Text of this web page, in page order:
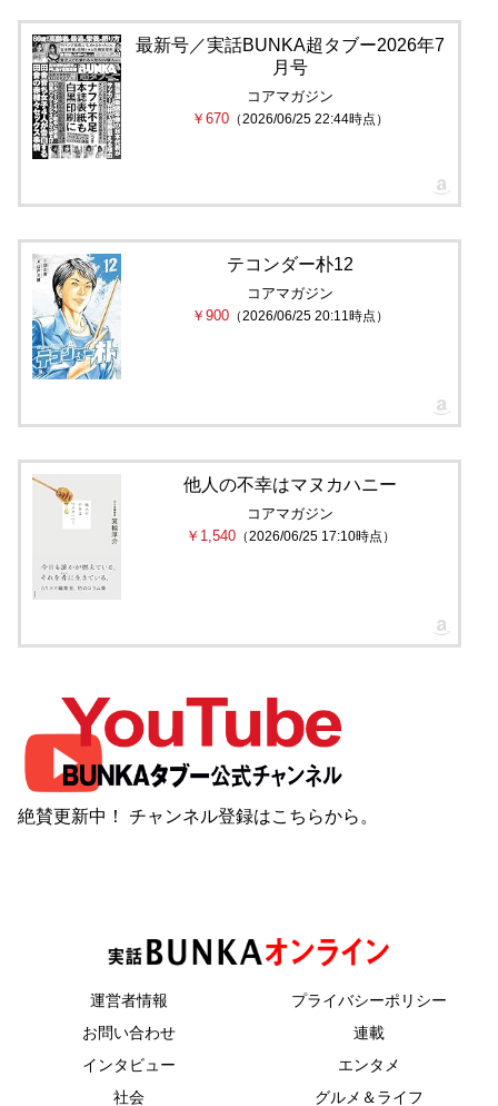
最新号／実話BUNKA超タブー2026年7
月号
コアマガジン
￥670 （2026/06/25 22:44時点）
テコンダー朴12
コアマガジン
￥900 （2026/06/25 20:11時点）
他人の不幸はマヌカハニー
コアマガジン
￥1,540（2026/06/25 17:10時点）
絶賛更新中！ チャンネル登録はこちらから。
運営者情報
プライバシーポリシー
お問い合わせ
連載
インタビュー
エンタメ
社会
グルメ＆ライフ